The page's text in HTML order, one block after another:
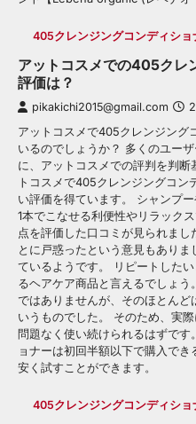
405クレンジングコンディショ
アットコスメでの405クレ
評価は？
pikakichi2015@gmail.com
アットコスメで405クレンジング
いるのでしょうか？ 多くのユー
に、アットコスメでの評判を判
トコスメで405クレンジングコ
い評価を得ています。 シャンプ
1本でこなせる利便性やリラック
点を評価した口コミが見られま
とに戸惑ったという意見もあり
ているようです。 リピートした
るヘアケア商品と言えるでしょ
ではありませんが、そのほとんど
いうものでした。 そのため、実
問題なく使い続けられるはずで
ョナーは初回半額以下で購入でき
安く試すことができます。
405クレンジングコンディショ